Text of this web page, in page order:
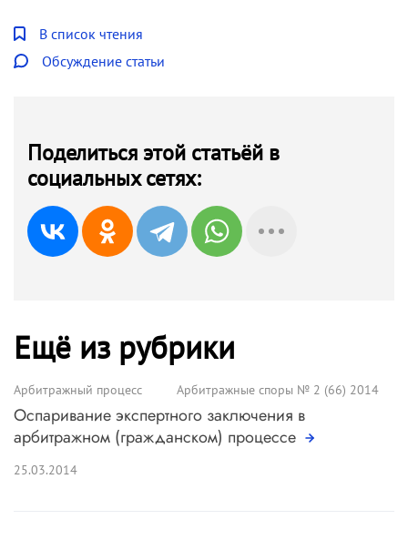
В список чтения
Обсуждение статьи
Поделиться этой статьёй в
социальных сетях:
Ещё из рубрики
Арбитражный процесс Арбитражные споры № 2 (66) 2014
Оспаривание экспертного заключения в
арбитражном (гражданском) процессе
25.03.2014